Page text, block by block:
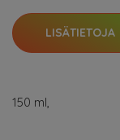
LISÄTIETOJA
150 ml,